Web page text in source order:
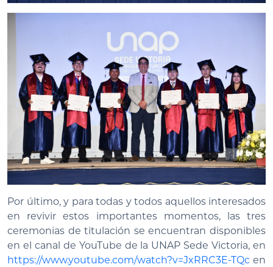
Por último, y para todas y todos aquellos interesados
en revivir estos importantes momentos, las tres
ceremonias de titulación se encuentran disponibles
en el canal de YouTube de la UNAP Sede Victoria, en
https://www.youtube.com/watch?v=JxRRC3E-TQc en